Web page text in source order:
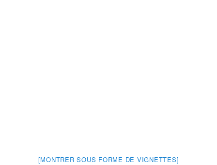
[MONTRER SOUS FORME DE VIGNETTES]